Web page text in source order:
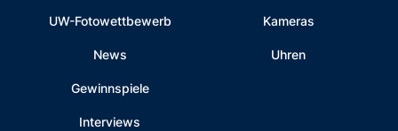
UW-Fotowettbewerb
News
Gewinnspiele
Interviews
Kameras
Uhren